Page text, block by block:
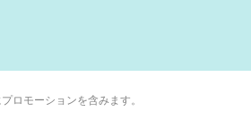
ロモーションを含みます。